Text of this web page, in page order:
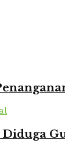
Diduga